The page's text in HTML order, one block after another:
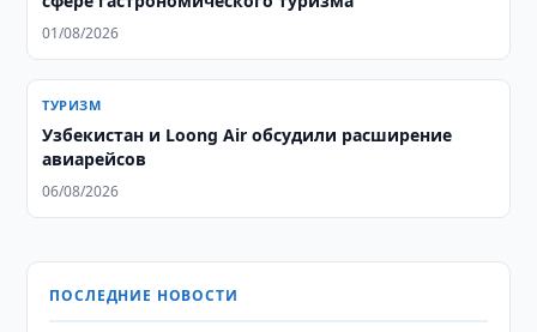
01/08/2026
ТУРИЗМ
Узбекистан и Loong Air обсудили расширение
авиарейсов
06/08/2026
ПОСЛЕДНИЕ НОВОСТИ